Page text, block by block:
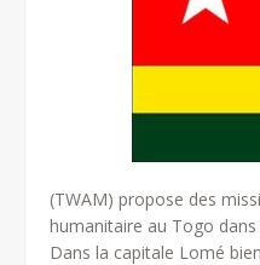
(TWAM) propose des
humanitaire au Togo
Dans la capitale Lomé